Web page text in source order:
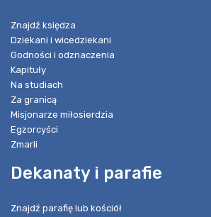
Znajdź księdza
Dziekani i wicedziekani
Godności i odznaczenia
Kapituły
Na studiach
Za granicą
Misjonarze miłosierdzia
Egzorcyści
Zmarli
Dekanaty i parafie
Znajdź parafię lub kościół